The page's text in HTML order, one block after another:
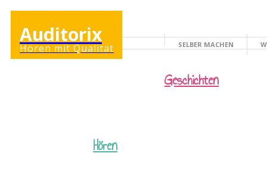
Auditorix
Hören mit Qualität KINDERSEITE
SELBER MACHEN
Hören
Geschichten